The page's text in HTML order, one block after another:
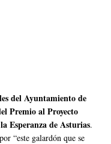
del Ayuntamiento de
Premio al Proyecto
Esperanza de Asturias.
“este galardón que se